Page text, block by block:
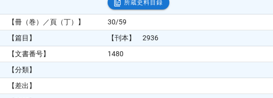
所蔵史料目録
【冊（巻）／頁（丁）】
30/59
【篇目】
【刊本】 2936
【文書番号】
1480
【分類】
【差出】